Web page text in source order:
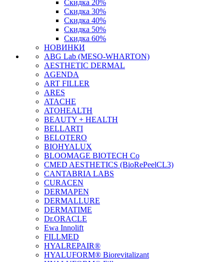
Скидка 20%
Скидка 30%
Скидка 40%
Скидка 50%
Скидка 60%
НОВИНКИ
ABG Lab (MESO-WHARTON)
AESTHETIC DERMAL
AGENDA
ART FILLER
ARES
ATACHE
ATOHEALTH
BEAUTY + HEALTH
BELLARTI
BELOTERO
BIOHYALUX
BLOOMAGE BIOTECH Co
CMED AESTHETICS (BioRePeelCL3)
CANTABRIA LABS
CURACEN
DERMAPEN
DERMALLURE
DERMATIME
Dr.ORACLE
Ewa Innolift
FILLMED
НYALREPAIR®
HYALUFORM® Biorevitalizant